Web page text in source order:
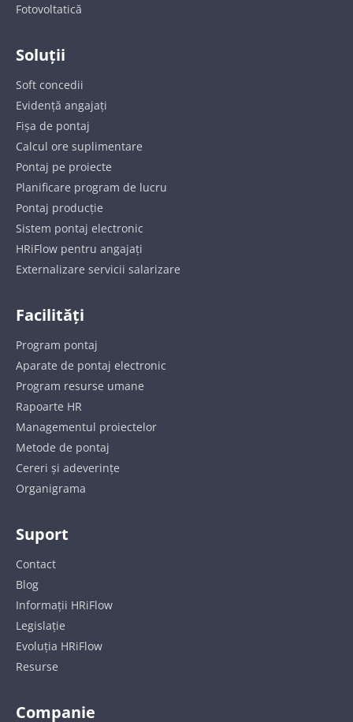
Fotovoltatică
Soluții
Soft concedii
Evidență angajați
Fișa de pontaj
Calcul ore suplimentare
Pontaj pe proiecte
Planificare program de lucru
Pontaj producție
Sistem pontaj electronic
HRiFlow pentru angajați
Externalizare servicii salarizare
Facilități
Program pontaj
Aparate de pontaj electronic
Program resurse umane
Rapoarte HR
Managementul proiectelor
Metode de pontaj
Cereri și adeverințe
Organigrama
Suport
Contact
Blog
Informații HRiFlow
Legislație
Evoluția HRiFlow
Resurse
Companie